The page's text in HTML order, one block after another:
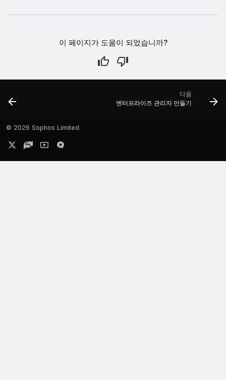
이 페이지가 도움이 되었습니까?
다음
엔터프라이즈 관리자 만들기
© 2026 Sophos Limited.